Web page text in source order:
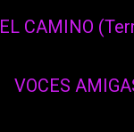
EL CAMINO
VOCES